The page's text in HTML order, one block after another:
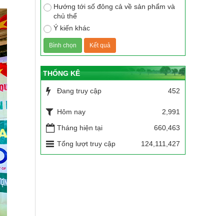
Hướng tới số đông cả về sản phẩm và
chủ thể
Ý kiến khác
THỐNG KÊ
Đang truy cập 452
Hôm nay
2,991
Tháng hiện tại
660,463
Tổng lượt truy cập
124,111,427